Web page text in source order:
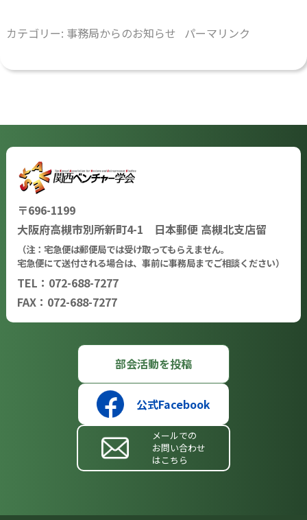
カテゴリー: 事務局からのお知らせ パーマリンク
〒696-1199
大阪府高槻市別所新町4-1 日本郵便 高槻北支店留
（注：宅急便は郵便局では受け取ってもらえません。
宅急便にて送付される場合は、事前に事務局までご相談ください）
TEL：072-688-7277
FAX：072-688-7277
部会活動を投稿
公式Facebook
メールでの
お問い合わせ
はこちら